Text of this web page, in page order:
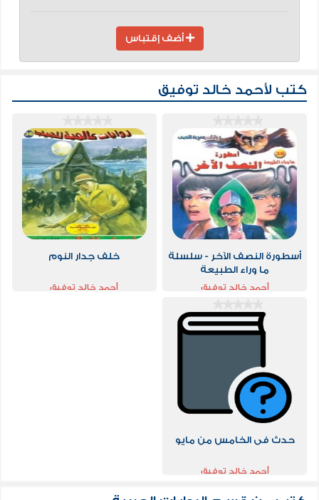
أضف إقتباس
كتب لأحمد خالد توفيق
أسطورة النصف الآخر - سلسلة
ما وراء الطبيعة
أحمد خالد توفيق
خلف جدار النوم
أحمد خالد توفيق
حدث فى الخامس من مايو
أحمد خالد توفيق